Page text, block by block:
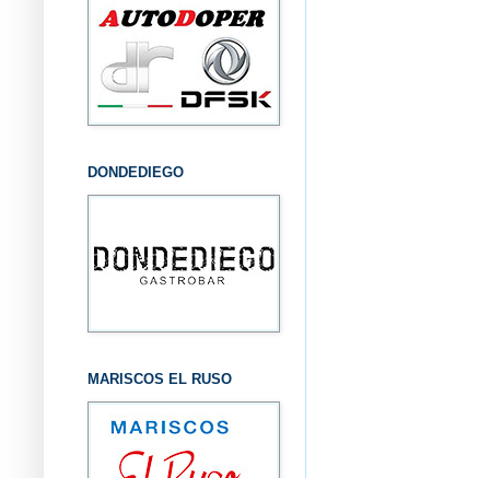
DONDEDIEGO
MARISCOS EL RUSO